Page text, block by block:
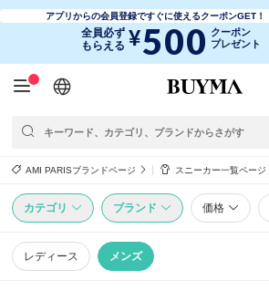
アプリからの会員登録ですぐに使えるクーポンGET！
全員必ず
もらえる ¥500 クーポン
プレゼント
日本語
English
简体中文
繁體中文
AMI PARISブランドページ スニーカー一覧ページ
カテゴリ ブランド 価格
レディース メンズ